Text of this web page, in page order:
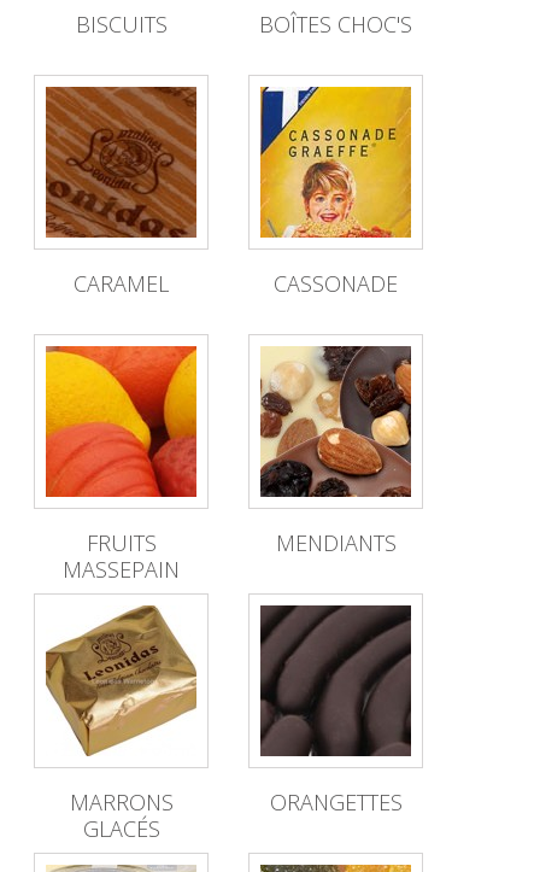
BISCUITS BOÎTES CHOC'S
CARAMEL CASSONADE
FRUITS
MASSEPAIN
MENDIANTS
MARRONS
GLACÉS
ORANGETTES